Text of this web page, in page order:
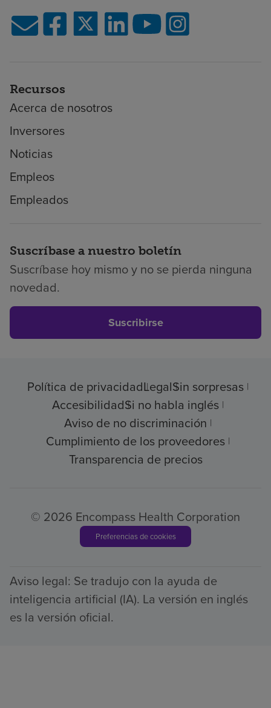
Recursos
Acerca de nosotros
Inversores
Noticias
Empleos
Empleados
Suscríbase a nuestro boletín
Suscríbase hoy mismo y no se pierda ninguna
novedad.
Suscribirse
Política de privacidadLegalSin sorpresas
AccesibilidadSi no habla inglés
Aviso de no discriminación
Cumplimiento de los proveedores
Transparencia de precios
© 2026 Encompass Health Corporation
Preferencias de cookies
Aviso legal: Se tradujo con la ayuda de
inteligencia artificial (IA). La versión en inglés
es la versión oficial.